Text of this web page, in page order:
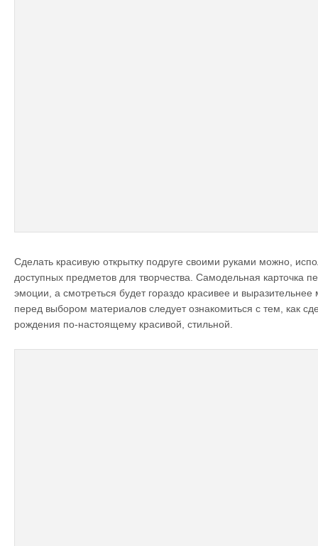
Сделать красивую открытку подруге своими руками можно,
доступных предметов для творчества. Самодельная карточка
эмоции, а смотреться будет гораздо красивее и
перед выбором материалов следует ознакомиться с тем, как
рождения по-настоящему красивой, стильной.